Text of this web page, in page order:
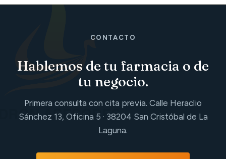
CONTACTO
Hablemos de tu farmacia o de
tu negocio.
Primera consulta con cita previa. Calle Heraclio
Sánchez 13, Oficina 5 · 38204 San Cristóbal de La
Laguna.